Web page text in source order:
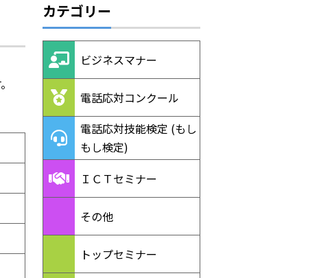
カテゴリー
ビジネスマナー
電話応対コンクール
電話応対技能検定 (もし
もし検定)
ＩＣＴセミナー
その他
トップセミナー